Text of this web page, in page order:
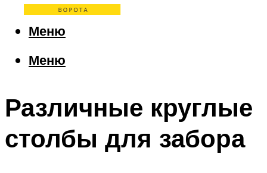
Меню
Меню
Различные круглые
столбы для забора